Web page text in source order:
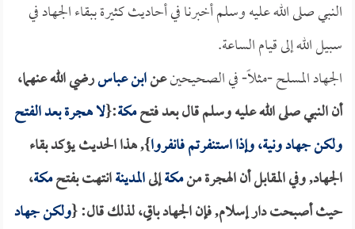
النبي صلى الله عليه وسلم أخبرنا في أحاديث كثيرة ببقاء الجهاد في
سبيل الله إلى قيام الساعة.
الجهاد المسلح -مثلاً- فيالصحيحينعنابن عباسرضي الله عنهما،
أن النبي صلى الله عليه وسلم قال بعد فتحمكة:{لا هجرة بعد الفتح
ولكن جهاد ونية، وإذا استنفرتم فانفروا}, هذا الحديث يؤكد بقاء
الجهاد, وفي المقابل أن الهجرة منمكةإلىالمدينةانتهت بفتحمكة،
حيث أصبحت دار إسلام, فإن الجهاد باقٍ، لذلك قال: {ولكن جهاد